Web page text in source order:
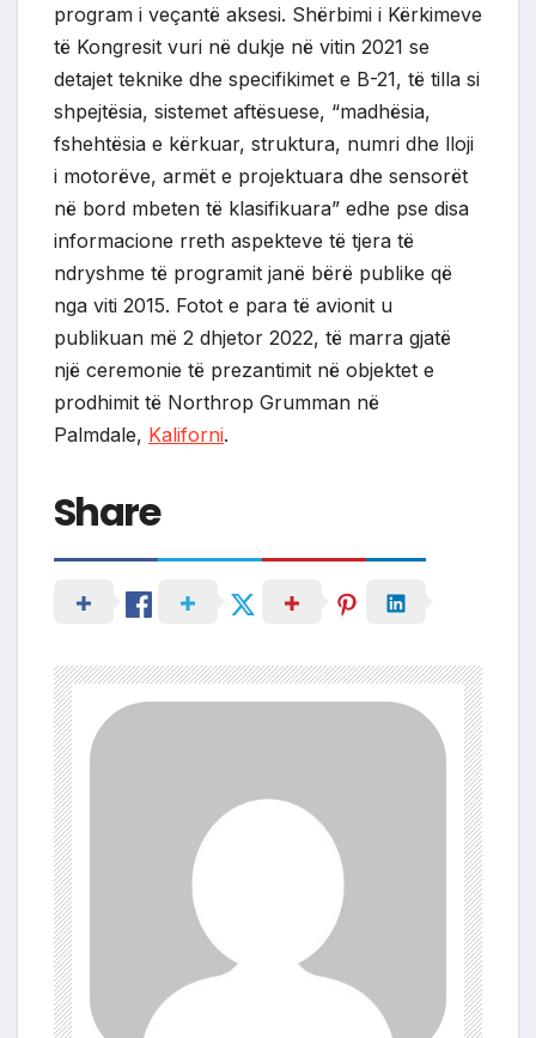
program i veçantë aksesi. Shërbimi i Kërkimeve
të Kongresit vuri në dukje në vitin 2021 se
detajet teknike dhe specifikimet e B-21, të tilla si
shpejtësia, sistemet aftësuese, “madhësia,
fshehtësia e kërkuar, struktura, numri dhe lloji
i motorëve, armët e projektuara dhe sensorët
në bord mbeten të klasifikuara” edhe pse disa
informacione rreth aspekteve të tjera të
ndryshme të programit janë bërë publike që
nga viti 2015. Fotot e para të avionit u
publikuan më 2 dhjetor 2022, të marra gjatë
një ceremonie të prezantimit në objektet e
prodhimit të Northrop Grumman në
Palmdale, Kaliforni.
Share